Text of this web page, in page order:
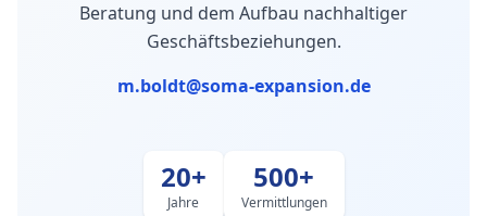
Beratung und dem Aufbau nachhaltiger
Geschäftsbeziehungen.
m.boldt@soma-expansion.de
20+
Jahre
500+
Vermittlungen